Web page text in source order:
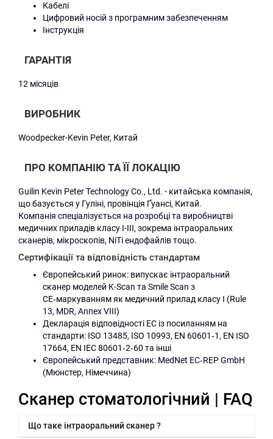
Кабелі
Цифровий носій з програмним забезпеченням
Інструкція
ГАРАНТІЯ
12 місяців
ВИРОБНИК
Woodpecker-Kevin Peter, Китай
ПРО КОМПАНІЮ ТА ЇЇ ЛОКАЦІЮ
Guilin Kevin Peter Technology Co., Ltd. - китайська компанія,
що базується у Гуліні, провінція Ґуансі, Китай.
Компанія спеціалізується на розробці та виробництві
медичних приладів класу I-III, зокрема інтраоральних
сканерів, мікроскопів, NiTi ендофайлів тощо.
Сертифікації та відповідність стандартам
Європейський ринок: випускає інтраоральний
сканер моделей K-Scan та Smile Scan з
CE‑маркуванням як медичний прилад класу I (Rule
13, MDR, Annex VIII)
Декларація відповідності EC із посиланням на
стандарти: ISO 13485, ISO 10993, EN 60601‑1, EN ISO
17664, EN IEC 80601‑2‑60 та інші
Європейський представник: MedNet EC‑REP GmbH
(Мюнстер, Німеччина)
Cканер стоматологічний | FAQ
Що таке інтраоральний сканер ?